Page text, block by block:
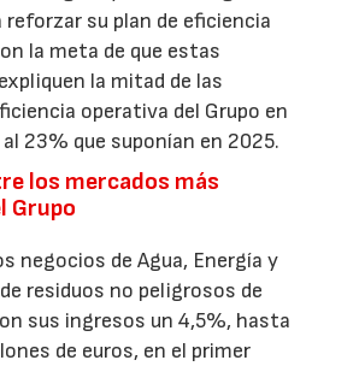
su plan de eficiencia
la meta de que estas
la mitad de las
operativa del Grupo en
23% que suponían en 2025.
los mercados más
Grupo
negocios de Agua, Energía y
residuos no peligrosos de
sus ingresos un 4,5%, hasta
de euros, en el primer